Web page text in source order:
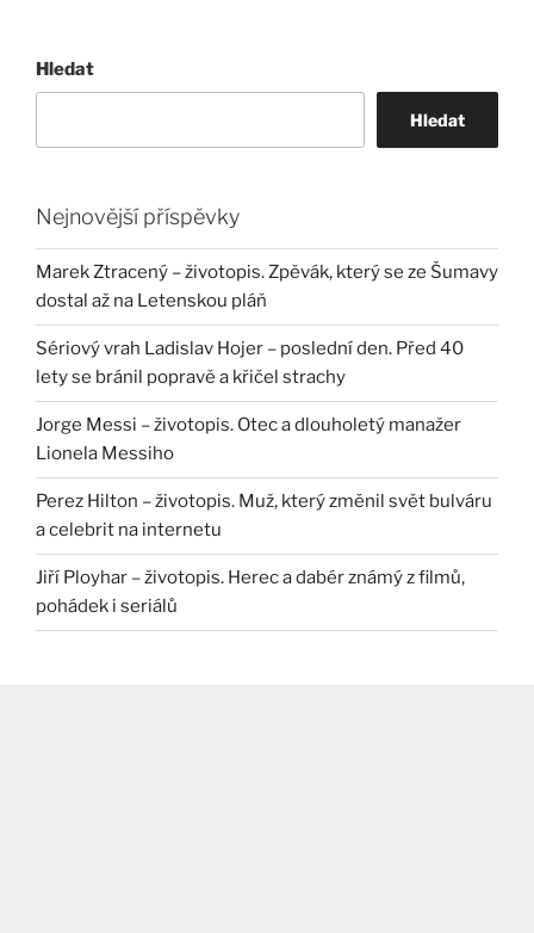
Hledat
Hledat
Nejnovější příspěvky
Marek Ztracený – životopis. Zpěvák, který se ze Šumavy
dostal až na Letenskou pláň
Sériový vrah Ladislav Hojer – poslední den. Před 40
lety se bránil popravě a křičel strachy
Jorge Messi – životopis. Otec a dlouholetý manažer
Lionela Messiho
Perez Hilton – životopis. Muž, který změnil svět bulváru
a celebrit na internetu
Jiří Ployhar – životopis. Herec a dabér známý z filmů,
pohádek i seriálů